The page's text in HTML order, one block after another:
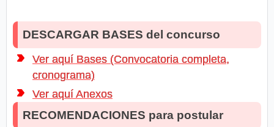
DESCARGAR BASES del concurso
Ver aquí Bases (Convocatoria completa,
cronograma)
Ver aquí Anexos
RECOMENDACIONES para postular